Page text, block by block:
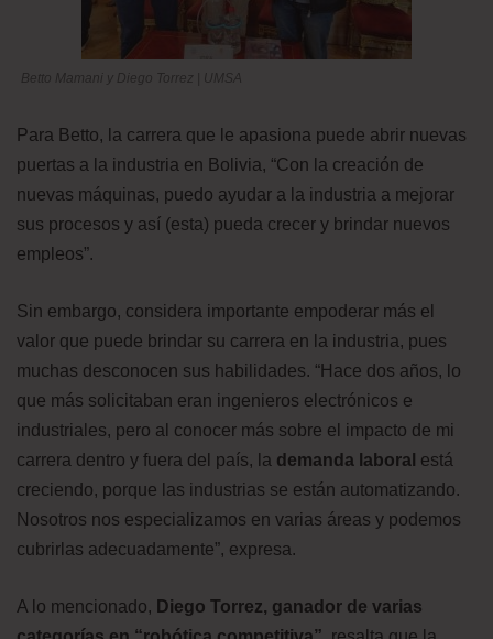
Betto Mamani y Diego Torrez | UMSA
Para Betto, la carrera que le apasiona puede abrir nuevas
puertas a la industria en Bolivia, “Con la creación de
nuevas máquinas, puedo ayudar a la industria a mejorar
sus procesos y así (esta) pueda crecer y brindar nuevos
empleos”.
Sin embargo, considera importante empoderar más el
valor que puede brindar su carrera en la industria, pues
muchas desconocen sus habilidades. “Hace dos años, lo
que más solicitaban eran ingenieros electrónicos e
industriales, pero al conocer más sobre el impacto de mi
carrera dentro y fuera del país, la demanda laboral está
creciendo, porque las industrias se están automatizando.
Nosotros nos especializamos en varias áreas y podemos
cubrirlas adecuadamente”, expresa.
A lo mencionado, Diego Torrez, ganador de varias